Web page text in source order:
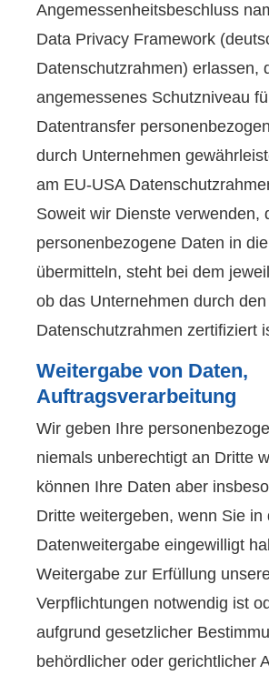
Angemessenheitsbeschluss
Data Privacy Framework
Datenschutzrahmen) erlassen,
angemessenes Schutzniveau
Datentransfer
durch Unternehmen
am EU-USA
Soweit wir Dienste verwenden,
personenbezogene Daten in
übermitteln, steht bei dem
ob das Unternehmen durch
Datenschutzrahmen zertifiziert
Weitergabe von Daten,
Auftragsverarbeitung
Wir geben Ihre
niemals unberechtigt an Dritte
können Ihre Daten aber
Dritte weitergeben, wenn Sie in
Datenweitergabe eingewilligt
Weitergabe zur Erfüllung
Verpflichtungen notwendig ist
aufgrund gesetzlicher
behördlicher oder gerichtlicher